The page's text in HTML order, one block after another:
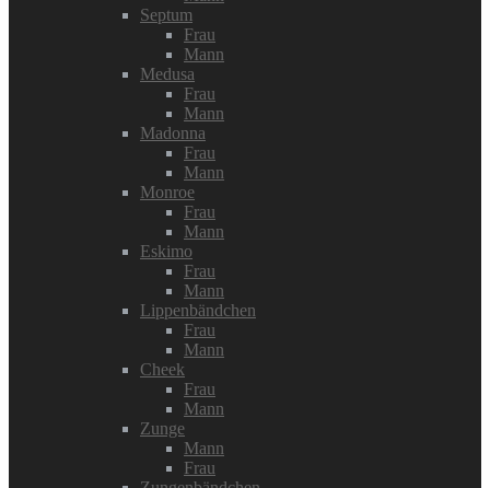
Septum
Frau
Mann
Medusa
Frau
Mann
Madonna
Frau
Mann
Monroe
Frau
Mann
Eskimo
Frau
Mann
Lippenbändchen
Frau
Mann
Cheek
Frau
Mann
Zunge
Mann
Frau